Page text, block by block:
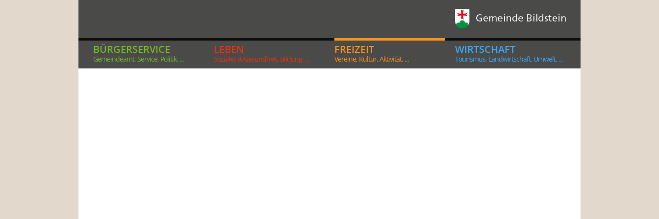
BÜRGERSERVICE
Gemeindeamt, Service, Politik, ...
LEBEN
Soziales & Gesundheit, Bildung, ...
FREIZEIT
Vereine, Kultur, Aktivität, ...
WIRTSCHAFT
Tourismus, Landwirtschaft, Umwelt, ...